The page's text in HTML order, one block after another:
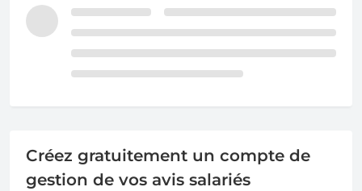
Créez gratuitement un compte de
gestion de vos avis salariés